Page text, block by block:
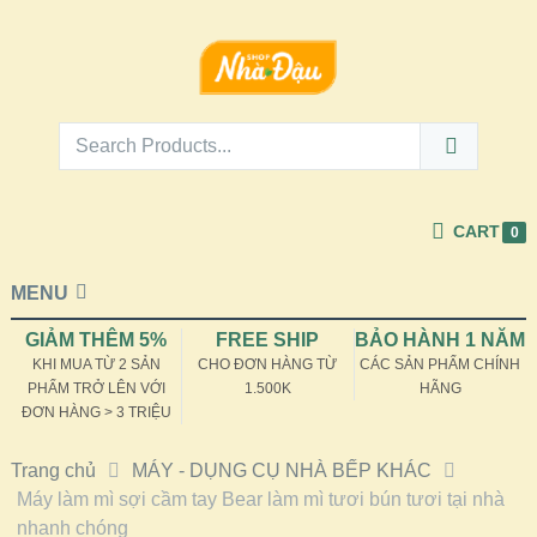
CART 0
MENU
GIẢM THÊM 5%
KHI MUA TỪ 2 SẢN
PHẨM TRỞ LÊN VỚI
ĐƠN HÀNG > 3 TRIỆU
FREE SHIP
CHO ĐƠN HÀNG TỪ
1.500K
BẢO HÀNH 1 NĂM
CÁC SẢN PHẨM CHÍNH
HÃNG
Trang chủ
MÁY - DỤNG CỤ NHÀ BẾP KHÁC
Máy làm mì sợi cầm tay Bear làm mì tươi bún tươi tại nhà
nhanh chóng